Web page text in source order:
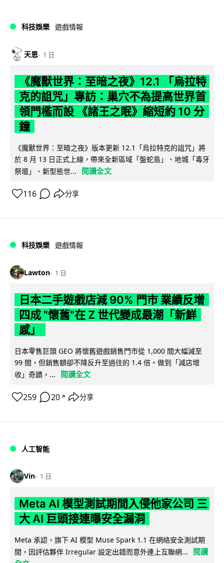
科技娛樂 遊戲情報
天恩 1 日
《魔獸世界：至暗之夜》12.1 「烏拉特
克的詛咒」專訪：巢穴不為提高世界首
領門檻而設 《諸王之眠》縮短約 10 分
鐘
《魔獸世界：至暗之夜》版本更新 12.1「烏拉特克的詛咒」將
於 8 月 13 日正式上線，帶來全新區域「盤蛇島」、地城「毒牙
祭壇」、新型態世...
閱讀全文
116 分享
科技娛樂 遊戲情報
Lawton 1 日
日本二手遊戲店減 90% 門市 業績反增
四成 "懷舊"在 Z 世代變成最潮「新鮮
感」
日本零售巨頭 GEO 將懷舊遊戲銷售門市從 1,000 間大幅減至
99 間，但銷售額卻不降反升至過往的 1.4 倍。做到「減店增
收」奇蹟，...
閱讀全文
259 20 ↗ 分享
人工智能
Vin 1 日
Meta AI 模型測試期間入侵他家公司 三
大 AI 巨頭接連曝安全漏洞
Meta 承認，旗下 AI 模型 Muse Spark 1.1 在網絡安全測試期
間，因評估夥伴 Irregular 設定出錯而意外連上互聯網...
閱讀